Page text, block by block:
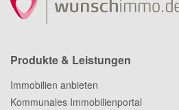
Produkte & Leistungen
Immobilien anbieten
Kommunales Immobilienportal